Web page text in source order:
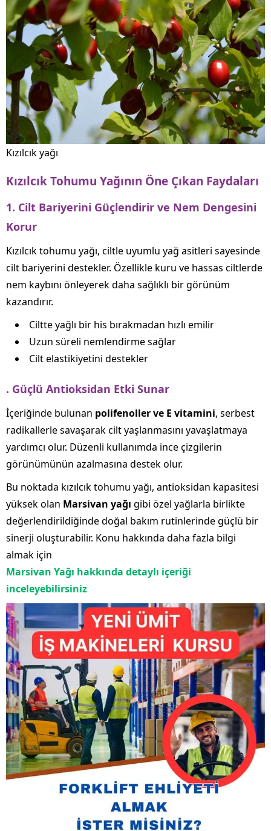
Kızılcık yağı
Kızılcık Tohumu Yağının Öne Çıkan Faydaları
1. Cilt Bariyerini Güçlendirir ve Nem Dengesini
Korur
Kızılcık tohumu yağı, ciltle uyumlu yağ asitleri sayesinde
cilt bariyerini destekler. Özellikle kuru ve hassas ciltlerde
nem kaybını önleyerek daha sağlıklı bir görünüm
kazandırır.
Ciltte yağlı bir his bırakmadan hızlı emilir
Uzun süreli nemlendirme sağlar
Cilt elastikiyetini destekler
. Güçlü Antioksidan Etki Sunar
İçeriğinde bulunan polifenoller ve E vitamini, serbest
radikallerle savaşarak cilt yaşlanmasını yavaşlatmaya
yardımcı olur. Düzenli kullanımda ince çizgilerin
görünümünün azalmasına destek olur.
Bu noktada kızılcık tohumu yağı, antioksidan kapasitesi
yüksek olan Marsivan yağı gibi özel yağlarla birlikte
değerlendirildiğinde doğal bakım rutinlerinde güçlü bir
sinerji oluşturabilir. Konu hakkında daha fazla bilgi
almak için
Marsivan Yağı hakkında detaylı içeriği
inceleyebilirsiniz